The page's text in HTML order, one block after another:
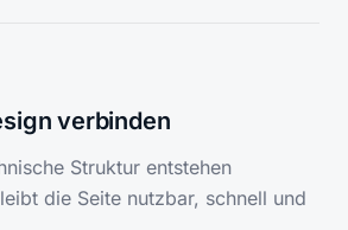
verbinden
Struktur entstehen
die Seite nutzbar, schnell und